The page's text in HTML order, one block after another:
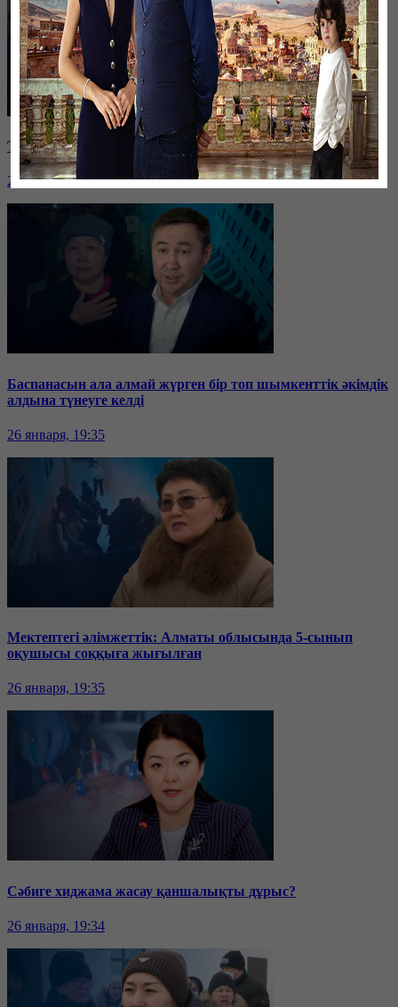
Таразда ТЭЦ қызметкерлері жалақы көтеруді талап етті
26 января, 19:36
Баспанасын ала алмай жүрген бір топ шымкенттік әкімдік
алдына түнеуге келді
26 января, 19:35
Мектептегі әлімжеттік: Алматы облысында 5-сынып
оқушысы соққыға жығылған
26 января, 19:35
Сәбиге хиджама жасау қаншалықты дұрыс?
26 января, 19:34